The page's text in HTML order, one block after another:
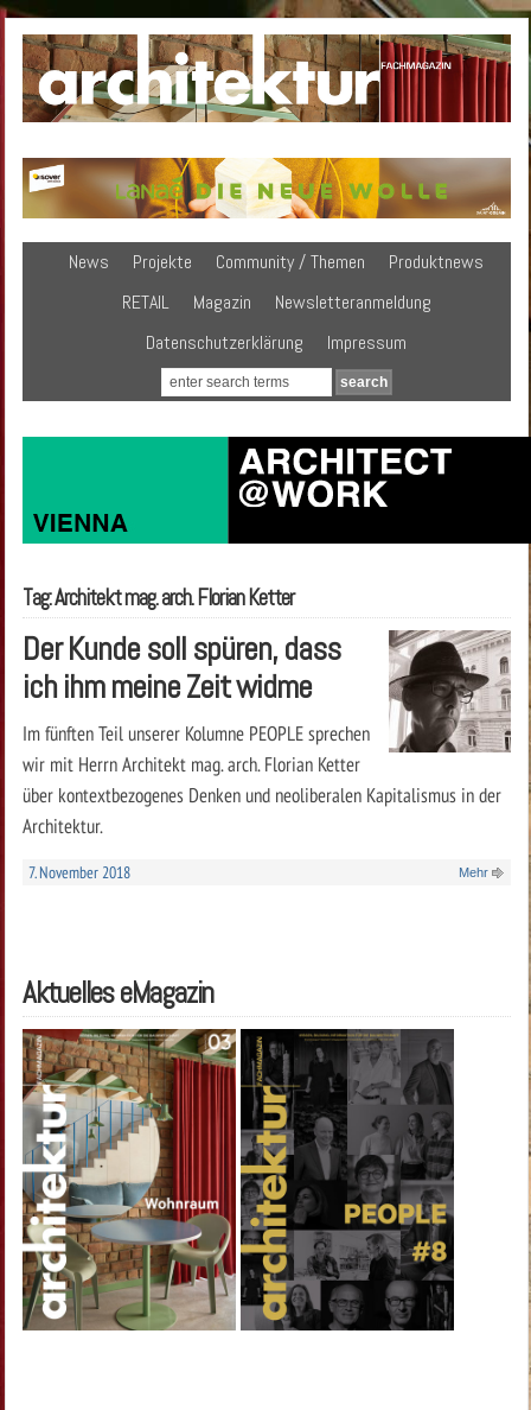
News Projekte Community / Themen
Produktnews
RETAIL
Magazin
Newsletteranmeldung
Datenschutzerklärung
Impressum
Tag: Architekt mag. arch. Florian Ketter
Der Kunde soll spüren, dass
ich ihm meine Zeit widme
Im fünften Teil unserer Kolumne PEOPLE sprechen
wir mit Herrn Architekt mag. arch. Florian Ketter
über kontextbezogenes Denken und neoliberalen Kapitalismus in der
Architektur.
7. November 2018 Mehr
Aktuelles eMagazin